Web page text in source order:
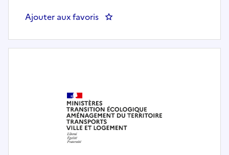
Ajouter aux favoris : Adjoint.e au chef du bureau